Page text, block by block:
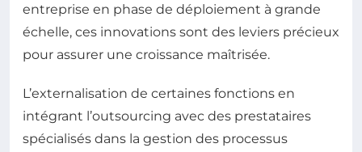
entreprise en phase de déploiement à grande
échelle, ces innovations sont des leviers précieux
pour assurer une croissance maîtrisée.
L’externalisation de certaines fonctions en
intégrant l’outsourcing avec des prestataires
spécialisés dans la gestion des processus